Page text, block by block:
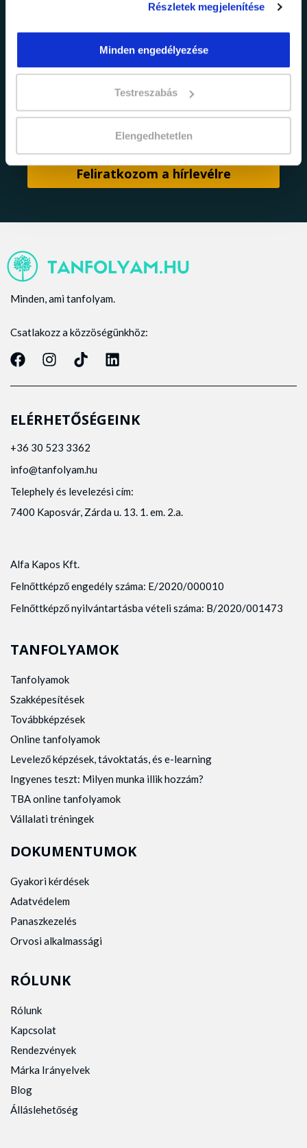
Részletek megjelenítése
Minden engedélyezése
Testreszabás
Elengedhetetlen
Elfogadom azadatkezelési tájékoztatóban
Minden, ami tanfolyam.
Csatlakozz a közzöségünkhöz:
ELÉRHETŐSÉGEINK
+36 30 523 3362
info@tanfolyam.hu
Telephely és levelezési cím:
7400 Kaposvár, Zárda u. 13. 1. em. 2.a.
Alfa Kapos Kft.
Felnőttképző engedély száma: E/2020/000010
Felnőttképző nyilvántartásba vételi száma: B/2020/001473
TANFOLYAMOK
Tanfolyamok
Szakképesítések
Továbbképzések
Online tanfolyamok
Levelező képzések, távoktatás, és e-learning
Ingyenes teszt: Milyen munka illik hozzám?
TBA online tanfolyamok
Vállalati tréningek
DOKUMENTUMOK
Gyakori kérdések
Adatvédelem
Panaszkezelés
Orvosi alkalmassági
RÓLUNK
Rólunk
Kapcsolat
Rendezvények
Márka Irányelvek
Blog
Álláslehetőség